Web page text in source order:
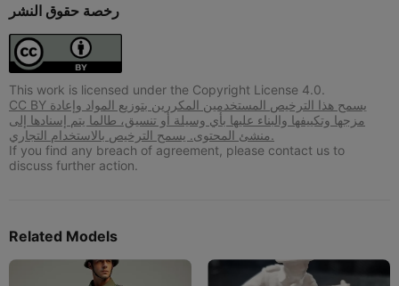
رخصة حقوق النشر
This work is licensed under the Copyright License 4.0.
CC BY يسمح هذا الترخيص المستخدمين المكررين بتوزيع المواد وإعادة
مزجها وتكييفها والبناء عليها بأي وسيلة أو تنسيق، طالما يتم إسنادها إلى
منشئ المحتوى. يسمح الترخيص بالاستخدام التجاري.
If you find any breach of agreement, please contact us to
discuss further action.
Related Models